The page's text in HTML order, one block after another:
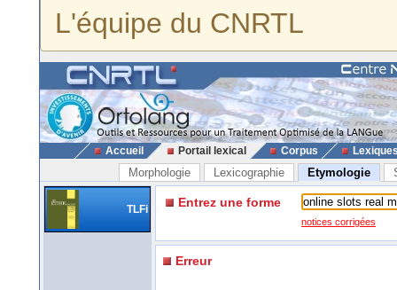
L'équipe du CNRTL
Accueil Portail lexical Corpus
Morphologie Lexicographie Etymologie
TLFi Entrez une forme
notices corrigées
Erreur